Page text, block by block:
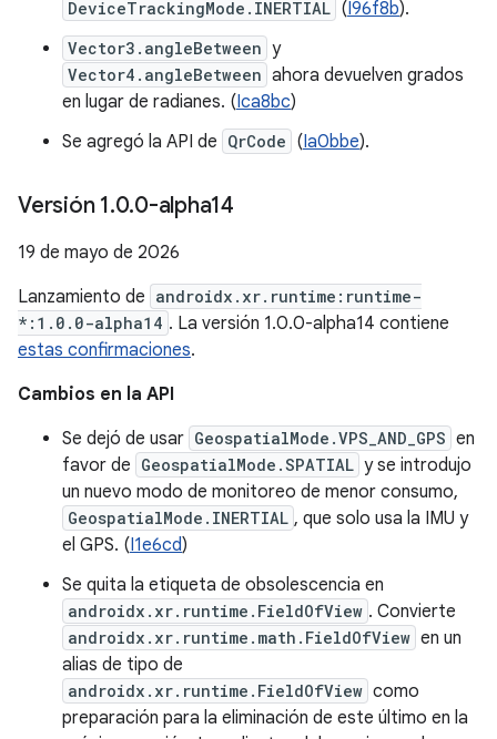
DeviceTrackingMode.INERTIAL (I96f8b).
Vector3.angleBetween y
Vector4.angleBetween ahora devuelven grados
en lugar de radianes. (Ica8bc)
Se agregó la API de QrCode (Ia0bbe).
Versión 1.0.0-alpha14
19 de mayo de 2026
Lanzamiento de androidx.xr.runtime:runtime-
*:1.0.0-alpha14 . La versión 1.0.0-alpha14 contiene
estas confirmaciones.
Cambios en la API
Se dejó de usar GeospatialMode.VPS_AND_GPS en
favor de GeospatialMode.SPATIAL y se introdujo
un nuevo modo de monitoreo de menor consumo,
GeospatialMode.INERTIAL , que solo usa la IMU y
el GPS. (I1e6cd)
Se quita la etiqueta de obsolescencia en
androidx.xr.runtime.FieldOfView . Convierte
androidx.xr.runtime.math.FieldOfView en un
alias de tipo de
androidx.xr.runtime.FieldOfView como
preparación para la eliminación de este último en la